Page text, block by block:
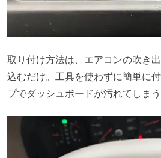
取り付け方法は、エアコンの吹き
込むだけ。工具を使わずに簡単に
プでダッシュボードが汚れてしま